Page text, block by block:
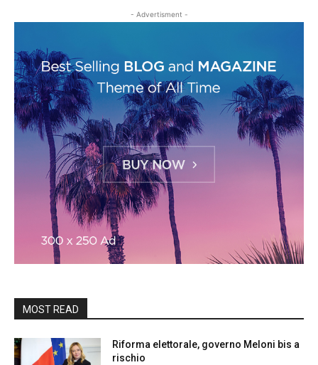
- Advertisment -
MOST READ
Riforma elettorale, governo Meloni bis a
rischio